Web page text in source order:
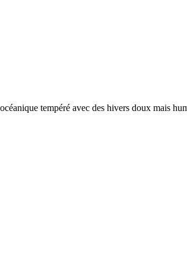
tempéré avec des hivers doux mais